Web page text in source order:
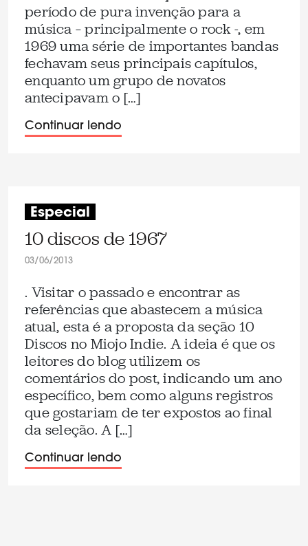
período de pura invenção para a
música – principalmente o rock -, em
1969 uma série de importantes bandas
fechavam seus principais capítulos,
enquanto um grupo de novatos
antecipavam o […]
Continuar lendo
Especial
10 discos de 1967
03/06/2013
. Visitar o passado e encontrar as
referências que abastecem a música
atual, esta é a proposta da seção 10
Discos no Miojo Indie. A ideia é que os
leitores do blog utilizem os
comentários do post, indicando um ano
específico, bem como alguns registros
que gostariam de ter expostos ao final
da seleção. A […]
Continuar lendo